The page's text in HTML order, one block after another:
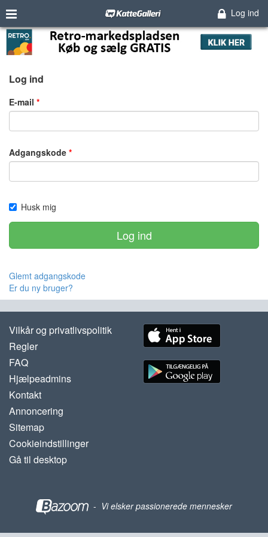
Log ind
Log ind
E-mail
Adgangskode
Husk mig
Log ind
Glemt adgangskode
Er du ny bruger?
Vilkår og privatlivspolitik
Regler
FAQ
Hjælpeadmins
Kontakt
Annoncering
Sitemap
Cookieindstillinger
Gå til desktop
- Vi elsker passionerede mennesker